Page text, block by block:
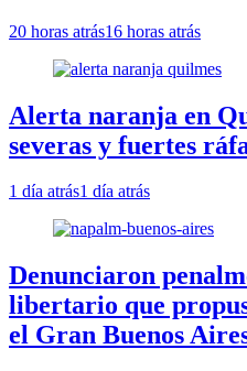
20 horas atrás16 horas atrás
Alerta naranja en
severas y fuertes
1 día atrás1 día atrás
Denunciaron
libertario que
el Gran Buenos